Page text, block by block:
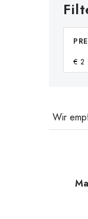
€ 2
P
Wir